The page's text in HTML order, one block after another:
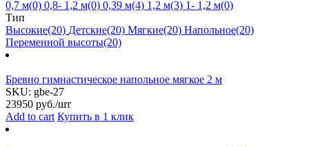
0,7 м(0) 0,8- 1,2 м(0) 0,39 м(4) 1,2 м(3) 1- 1,2 м(0)
Тип
Высокие(20) Детские(20) Мягкие(20) Напольное(20)
Переменной высоты(20)
Бревно гимнастическое напольное мягкое 2 м
SKU: gbe-27
23950 руб./шт
Add to cart Купить в 1 клик